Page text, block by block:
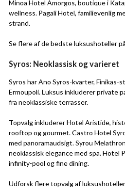
Minoa Hotel Amorgos, boutique i
wellness. Pagali Hotel, familievenlig
strand.
Se flere af de bedste luksushoteller
Syros: Neoklassisk og varieret
Syros har Ano Syros-kvarter, Finikas-
Ermoupoli. Luksus inkluderer private
fra neoklassiske terrasser.
Topvalg inkluderer Hotel Aristide,
rooftop og gourmet. Castro Hotel
med panoramaudsigt. Syrou
neoklassisk elegance med spa. Hotel
infinity-pool og fine dining.
Udforsk flere topvalg af